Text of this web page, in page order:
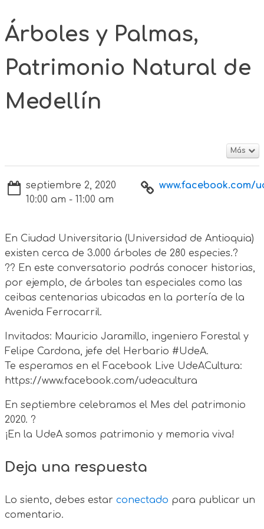
Árboles y Palmas,
Patrimonio Natural de
Medellín
Más
septiembre 2, 2020
10:00 am - 11:00 am
www.facebook.com/
En Ciudad Universitaria (Universidad de Antioquia)
existen cerca de 3.000 árboles de 280 especies.?
?? En este conversatorio podrás conocer historias,
por ejemplo, de árboles tan especiales como las
ceibas centenarias ubicadas en la portería de la
Avenida Ferrocarril.
Invitados: Mauricio Jaramillo, ingeniero Forestal y
Felipe Cardona, jefe del Herbario #UdeA.
Te esperamos en el Facebook Live UdeACultura:
https://www.facebook.com/udeacultura
En septiembre celebramos el Mes del patrimonio
2020. ?
¡En la UdeA somos patrimonio y memoria viva!
Deja una respuesta
Lo siento, debes estar conectado para publicar un
comentario.